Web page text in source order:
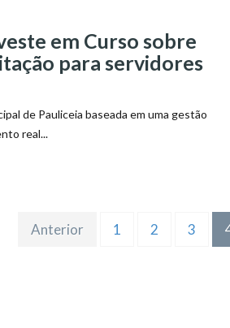
em Curso sobre
para servidores
de Pauliceia baseada em uma gestão
real...
Anterior 1 2 3